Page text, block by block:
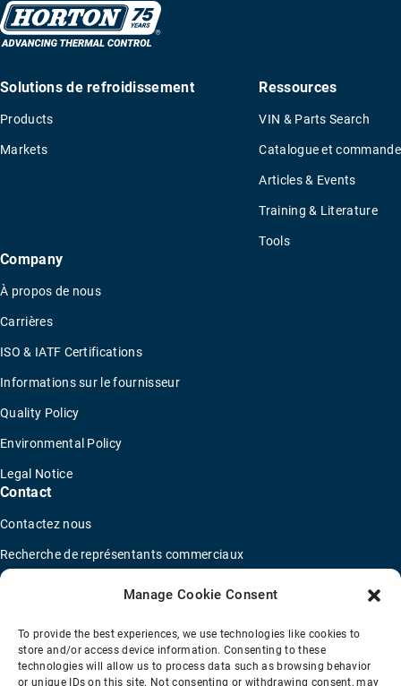
Manage Cookie Consent
To provide the best experiences, we use technologies like cookies to
store and/or access device information. Consenting to these
technologies will allow us to process data such as browsing behavior
or unique IDs on this site. Not consenting or withdrawing consent, may
Solutions de refroidissement
Products
Markets
Ressources
VIN & Parts Search
Catalogue et commande
Articles & Events
Training & Literature
Tools
Company
À propos de nous
Carrières
ISO & IATF Certifications
Informations sur le fournisseur
Quality Policy
Environmental Policy
Legal Notice
Contact
Contactez nous
Recherche de représentants commerciaux
Nouveau questionnaire de candidature